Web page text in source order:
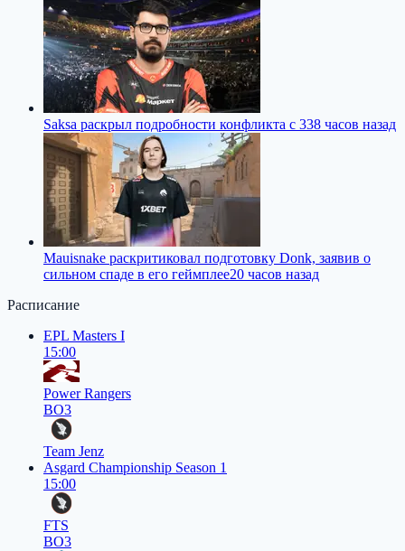
Saksa раскрыл подробности конфликта с 338 часов назад
Mauisnake раскритиковал подготовку Donk, заявив о
сильном спаде в его геймплее20 часов назад
Расписание
EPL Masters I
15:00
Power Rangers
BO3
Team Jenz
Asgard Championship Season 1
15:00
FTS
BO3